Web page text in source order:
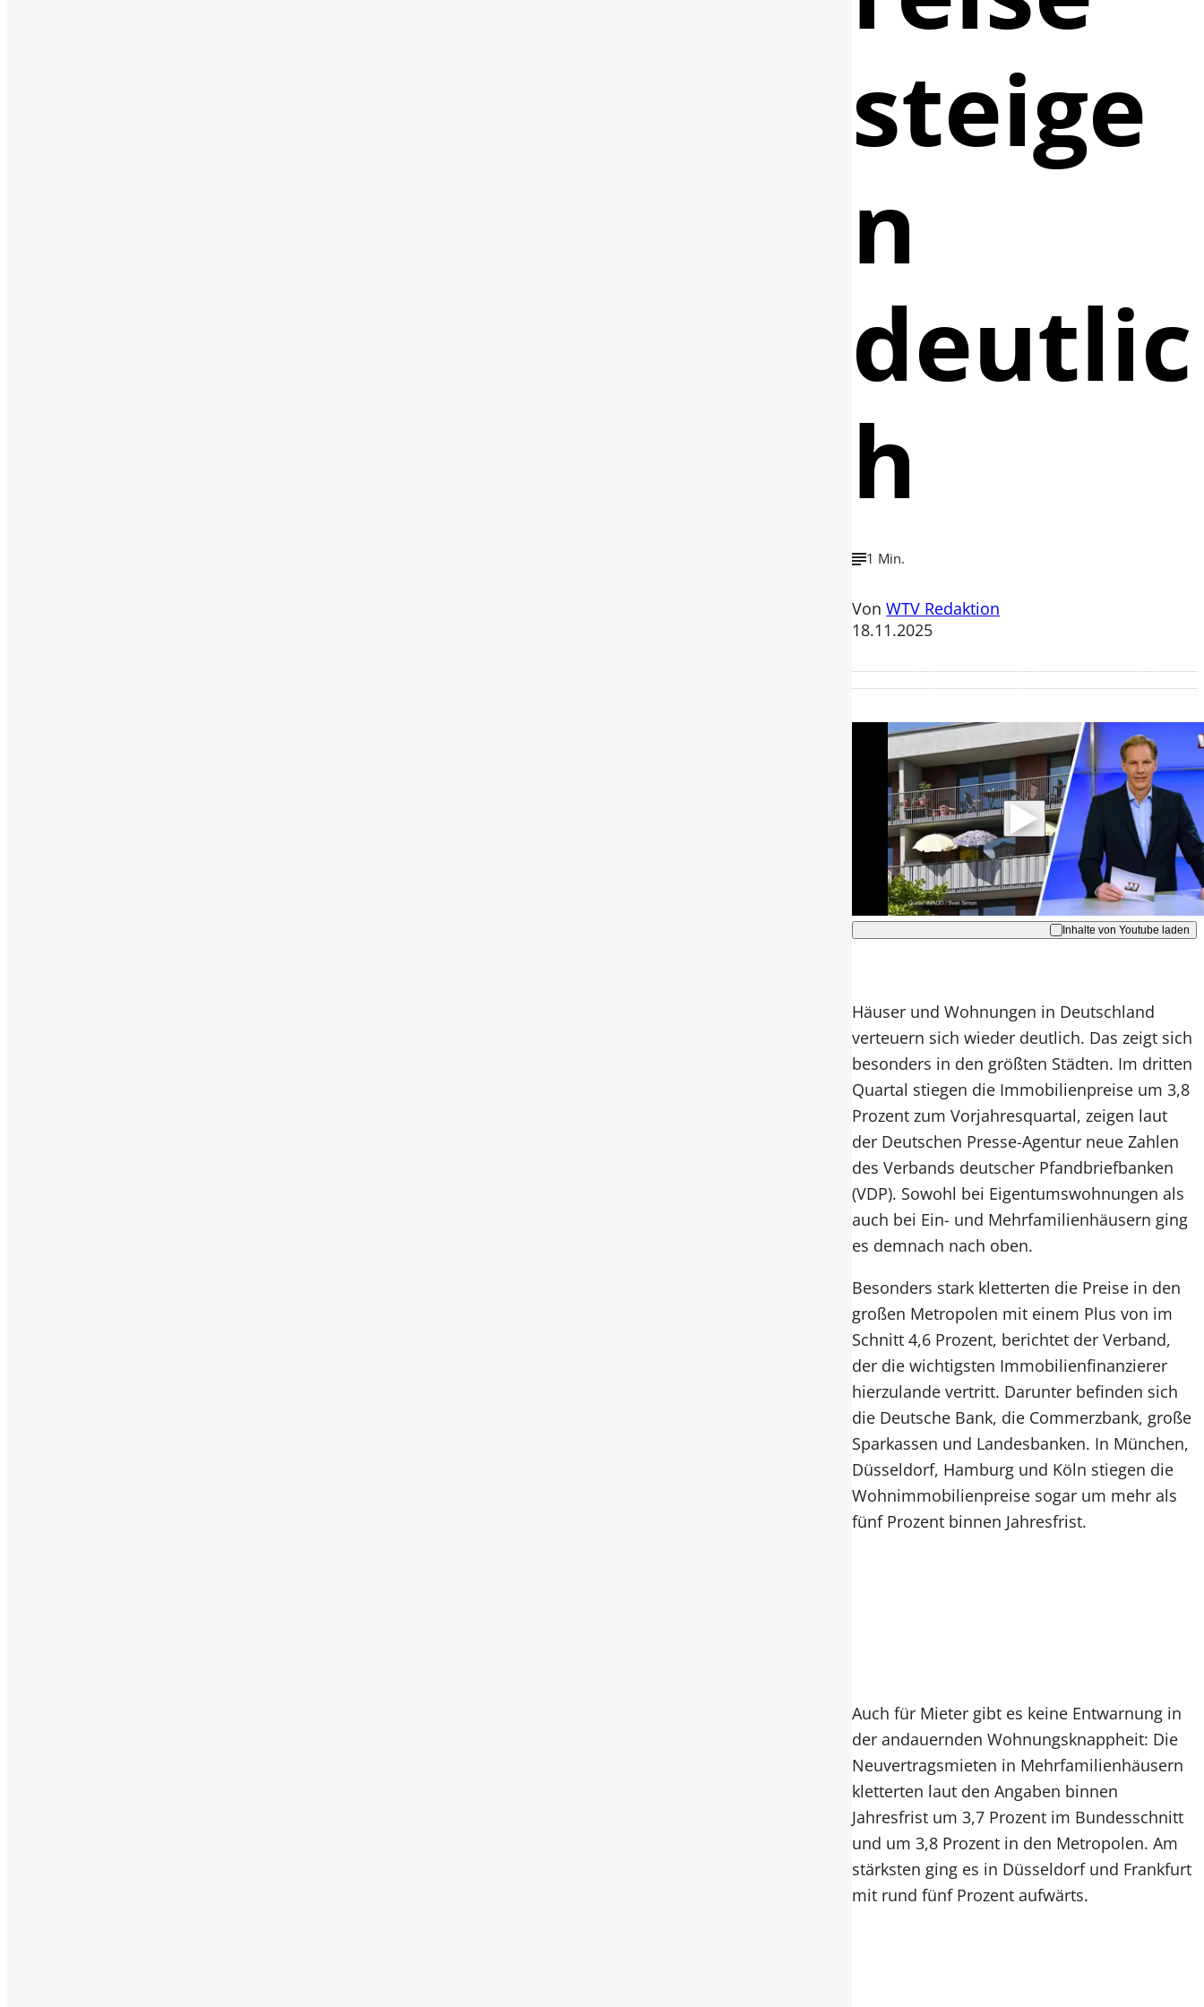
steige
n
deutlic
h
1 Min.
VonWTV Redaktion
18.11.2025
Mit der Wiedergabe dieses Videos
werden Daten an Youtube übertragen.
Hinweise dazu erhalten Sie in der
Datenschutzerklärung
Akzeptieren
Inhalte von Youtube laden
Häuser und Wohnungen in Deutschland
verteuern sich wieder deutlich. Das zeigt sich
besonders in den größten Städten. Im dritten
Quartal stiegen die Immobilienpreise um 3,8
Prozent zum Vorjahresquartal, zeigen laut
der Deutschen Presse-Agentur neue Zahlen
des Verbands deutscher Pfandbriefbanken
(VDP). Sowohl bei Eigentumswohnungen als
auch bei Ein- und Mehrfamilienhäusern ging
es demnach nach oben.
Besonders stark kletterten die Preise in den
großen Metropolen mit einem Plus von im
Schnitt 4,6 Prozent, berichtet der Verband,
der die wichtigsten Immobilienfinanzierer
hierzulande vertritt. Darunter befinden sich
die Deutsche Bank, die Commerzbank, große
Sparkassen und Landesbanken. In München,
Düsseldorf, Hamburg und Köln stiegen die
Wohnimmobilienpreise sogar um mehr als
fünf Prozent binnen Jahresfrist.
Auch für Mieter gibt es keine Entwarnung in
der andauernden Wohnungsknappheit: Die
Neuvertragsmieten in Mehrfamilienhäusern
kletterten laut den Angaben binnen
Jahresfrist um 3,7 Prozent im Bundesschnitt
und um 3,8 Prozent in den Metropolen. Am
stärksten ging es in Düsseldorf und Frankfurt
mit rund fünf Prozent aufwärts.